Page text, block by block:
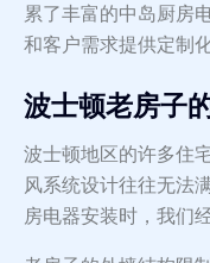
累了丰富的中岛厨房
和客户需求提供定制化
波士顿老房子
波士顿地区的许多住
风系统设计往往无法
房电器安装时，我们